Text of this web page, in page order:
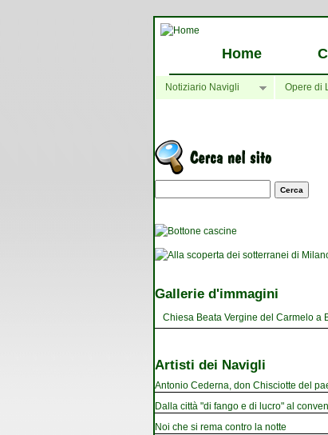
Home
Notiziario Navigli Opere di
Maschera di ricerca
Gallerie d'immagini
Chiesa Beata Vergine del Carmelo a
Artisti dei Navigli
Antonio Cederna, don Chisciotte del
Dalla città "di fango e di lucro" al
Noi che si rema contro la notte